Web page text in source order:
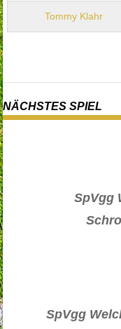
Tommy Klahr
NÄCHSTES SPIEL
SpVgg
SpVgg